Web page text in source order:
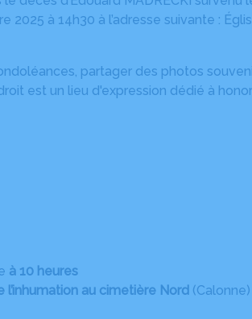
à 14h30 à l’adresse suivante :
partager des photos
est un lieu d'expression dédié à
à 10 heures
l’inhumation au cimetière Nord